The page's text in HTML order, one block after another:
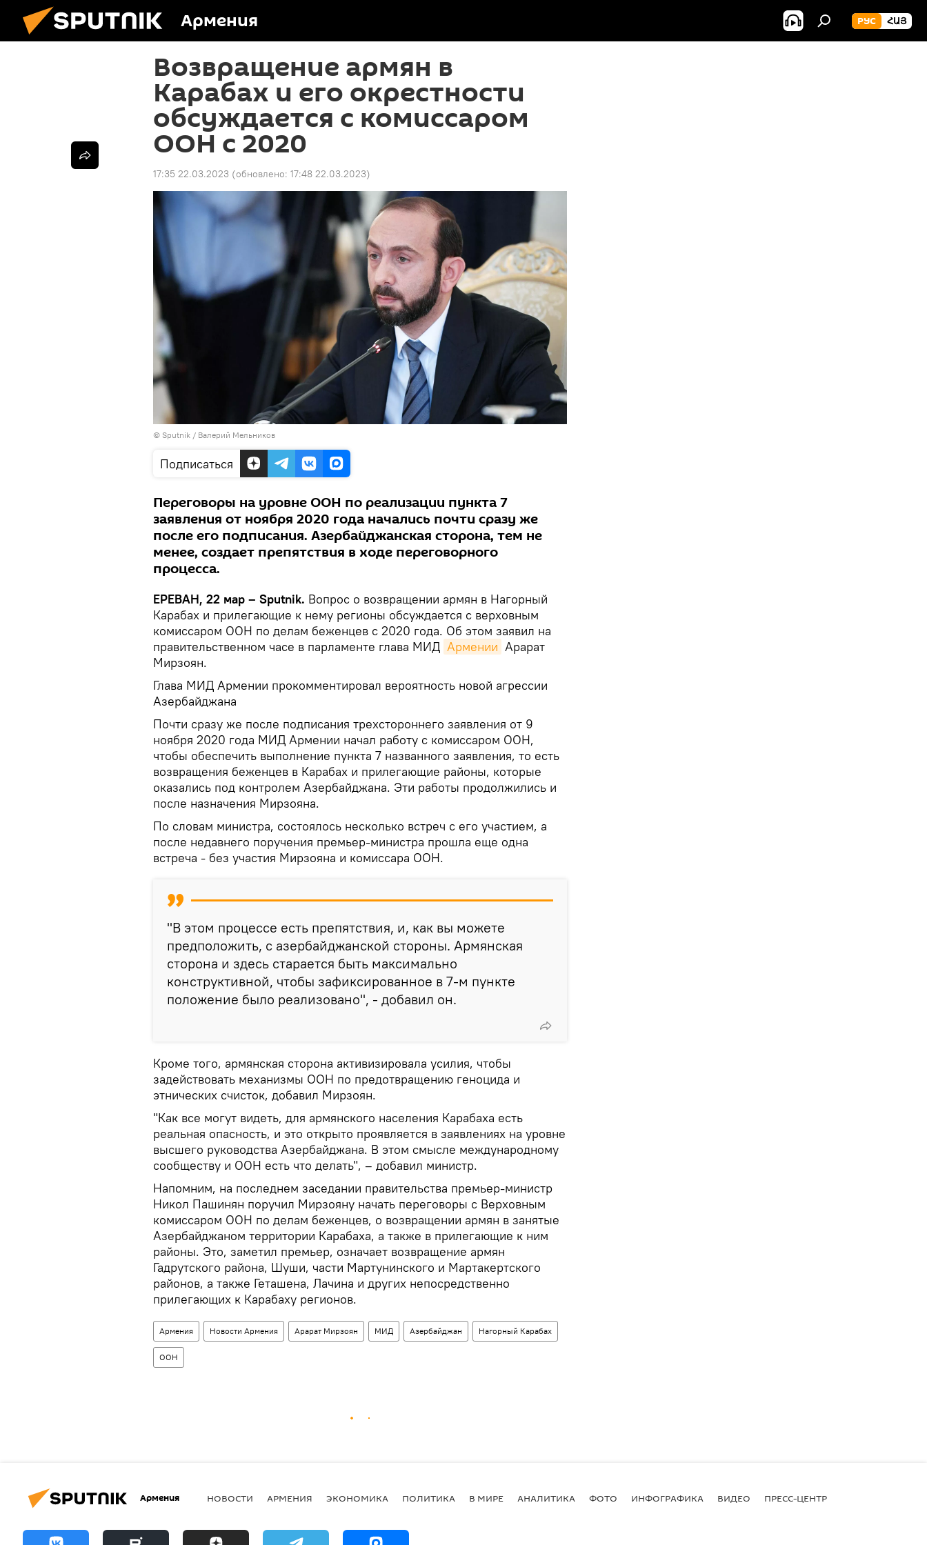
Армения РУС ՀԱՅ
Возвращение армян в
Карабах и его окрестности
обсуждается с комиссаром
ООН с 2020
17:35 22.03.2023 (обновлено: 17:48 22.03.2023)
© Sputnik / Валерий Мельников
Подписаться
Переговоры на уровне ООН по реализации пункта 7
заявления от ноября 2020 года начались почти сразу же
после его подписания. Азербайджанская сторона, тем не
менее, создает препятствия в ходе переговорного
процесса.
ЕРЕВАН, 22 мар – Sputnik. Вопрос о возвращении армян в Нагорный
Карабах и прилегающие к нему регионы обсуждается с верховным
комиссаром ООН по делам беженцев с 2020 года. Об этом заявил на
правительственном часе в парламенте глава МИД Армении Арарат
Мирзоян.
Глава МИД Армении прокомментировал вероятность новой агрессии
Азербайджана
Почти сразу же после подписания трехстороннего заявления от 9
ноября 2020 года МИД Армении начал работу с комиссаром ООН,
чтобы обеспечить выполнение пункта 7 названного заявления, то есть
возвращения беженцев в Карабах и прилегающие районы, которые
оказались под контролем Азербайджана. Эти работы продолжились и
после назначения Мирзояна.
По словам министра, состоялось несколько встреч с его участием, а
после недавнего поручения премьер-министра прошла еще одна
встреча - без участия Мирзояна и комиссара ООН.
"В этом процессе есть препятствия, и, как вы можете
предположить, с азербайджанской стороны. Армянская
сторона и здесь старается быть максимально
конструктивной, чтобы зафиксированное в 7-м пункте
положение было реализовано", - добавил он.
Кроме того, армянская сторона активизировала усилия, чтобы
задействовать механизмы ООН по предотвращению геноцида и
этнических счисток, добавил Мирзоян.
"Как все могут видеть, для армянского населения Карабаха есть
реальная опасность, и это открыто проявляется в заявлениях на уровне
высшего руководства Азербайджана. В этом смысле международному
сообществу и ООН есть что делать", – добавил министр.
Напомним, на последнем заседании правительства премьер-министр
Никол Пашинян поручил Мирзояну начать переговоры с Верховным
комиссаром ООН по делам беженцев, о возвращении армян в занятые
Азербайджаном территории Карабаха, а также в прилегающие к ним
районы. Это, заметил премьер, означает возвращение армян
Гадрутского района, Шуши, части Мартунинского и Мартакертского
районов, а также Геташена, Лачина и других непосредственно
прилегающих к Карабаху регионов.
Армения Новости Армения Арарат Мирзоян МИД Азербайджан Нагорный Карабах
ООН
Армения НОВОСТИ АРМЕНИЯ ЭКОНОМИКА ПОЛИТИКА В МИРЕ АНАЛИТИКА ФОТО ИНФОГРАФИКА ВИДЕО ПРЕСС-ЦЕНТР